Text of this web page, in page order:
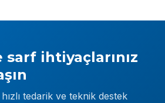
sarf ihtiyaçlarınız
hızlı tedarik ve teknik destek